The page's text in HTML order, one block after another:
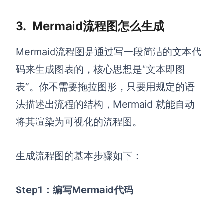
3. Mermaid流程图怎么生成
Mermaid流程图是通过写一段简洁的文本代
码来生成图表的，核心思想是“文本即图
表”。你不需要拖拉图形，只要用规定的语
法描述出流程的结构，Mermaid 就能自动
将其渲染为可视化的流程图。
生成流程图的基本步骤如下：
Step1：编写Mermaid代码